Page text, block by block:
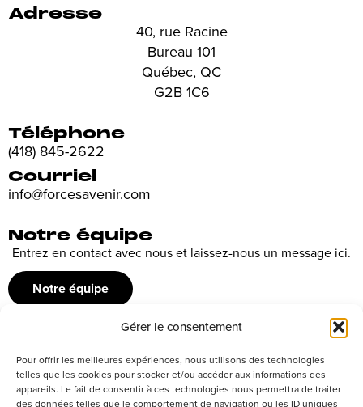
Gérer le consentement
Pour offrir les meilleures expériences, nous utilisons des technologies
telles que les cookies pour stocker et/ou accéder aux informations des
appareils. Le fait de consentir à ces technologies nous permettra de traiter
des données telles que le comportement de navigation ou les ID uniques
Adresse
40, rue Racine
Bureau 101
Québec, QC
G2B 1C6
Téléphone
(418) 845-2622
Courriel
info@forcesavenir.com
Notre équipe
Entrez en contact avec nous et laissez-nous un message ici.
Notre équipe
Recrutement
Découvrez nos offres d’emploi ou envoyez votre candidature
spontanée